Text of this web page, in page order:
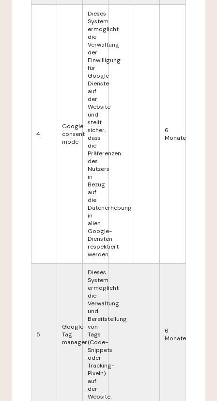
4
Google
consent
mode
Dieses
System
ermöglicht
die
Verwaltung
der
Einwilligung
für
Google-
Dienste
auf
der
Website
und
stellt
sicher,
dass
die
Präferenzen
des
Nutzers
in
Bezug
auf
die
Datenerhebung
in
allen
Google-
Diensten
respektiert
werden.
6
Monate
5
Google
Tag
manager
Dieses
System
ermöglicht
die
Verwaltung
und
Bereitstellung
von
Tags
(Code-
Snippets
oder
Tracking-
Pixeln)
auf
der
Website.
6
Monate